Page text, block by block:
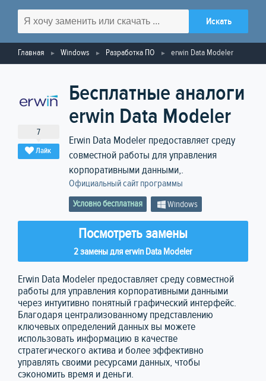
Главная Windows Разработка ПО erwin Data Modeler
7
Лайк
Бесплатные аналоги
erwin Data Modeler
Erwin Data Modeler предоставляет среду
совместной работы для управления
корпоративными данными,.
Официальный сайт программы
Условно бесплатная Windows
Посмотреть замены
2 замены для erwin Data Modeler
Erwin Data Modeler предоставляет среду совместной
работы для управления корпоративными данными
через интуитивно понятный графический интерфейс.
Благодаря централизованному представлению
ключевых определений данных вы можете
использовать информацию в качестве
стратегического актива и более эффективно
управлять своими ресурсами данных, чтобы
сэкономить время и деньги.